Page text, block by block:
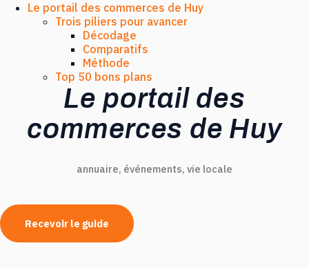
Le portail des commerces de Huy
Trois piliers pour avancer
Décodage
Comparatifs
Méthode
Top 50 bons plans
Le portail des
commerces de Huy
annuaire, événements, vie locale
Recevoir le guide